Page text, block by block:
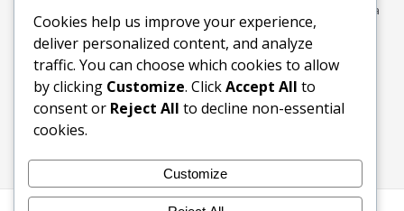
Los organigramas de marketing se crearon para los canales. La
IA acaba de dejarlos obsoletos.
Buscar
Buscar
Cookies help us improve your experience,
deliver personalized content, and analyze
traffic. You can choose which cookies to allow
by clicking Customize. ClickAccept All to
consent or Reject All to decline non-essential
cookies.
Customize